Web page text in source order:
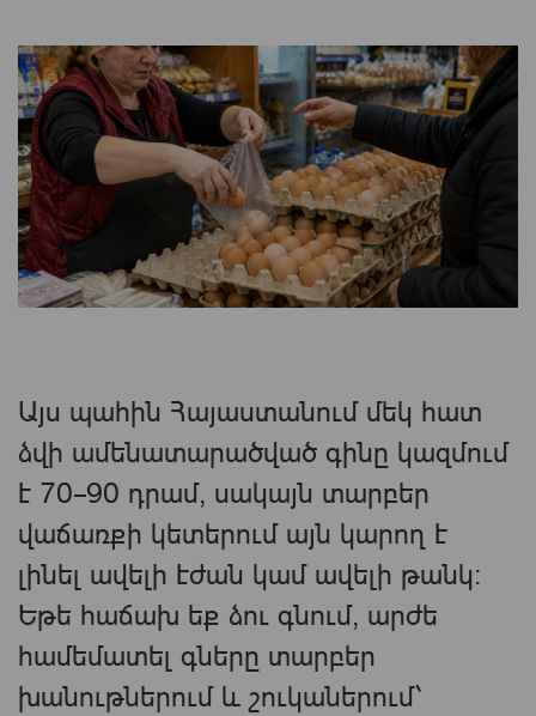
Այս պահին Հայաստանում մեկ հատ
ձվի ամենատարածված գինը կազմում
է 70–90 դրամ, սակայն տարբեր
վաճառքի կետերում այն կարող է
լինել ավելի էժան կամ ավելի թանկ։
Եթե հաճախ եք ձու գնում, արժե
համեմատել գները տարբեր
խանութներում և շուկաներում՝